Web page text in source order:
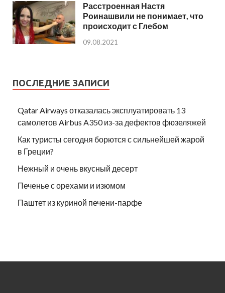
Расстроенная Настя
Роинашвили не понимает, что
происходит с Глебом
09.08.2021
ПОСЛЕДНИЕ ЗАПИСИ
Qatar Airways отказалась эксплуатировать 13
самолетов Airbus A350 из-за дефектов фюзеляжей
Как туристы сегодня борются с сильнейшей жарой
в Греции?
Нежный и очень вкусный десерт
Печенье с орехами и изюмом
Паштет из куриной печени-парфе